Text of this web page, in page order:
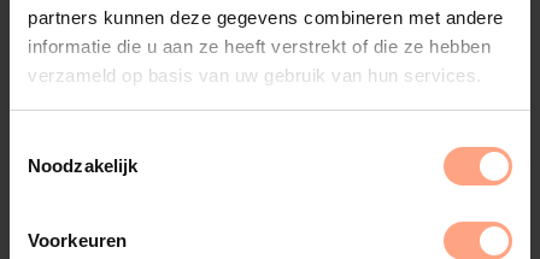
partners kunnen deze gegevens combineren met andere
informatie die u aan ze heeft verstrekt of die ze hebben
verzameld op basis van uw gebruik van hun services.
Noodzakelijk
Voorkeuren